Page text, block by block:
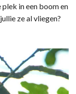
in een boom en
ze al vliegen?